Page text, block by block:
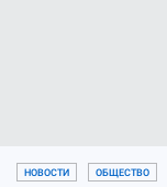
НОВОСТИ ОБЩЕСТВО